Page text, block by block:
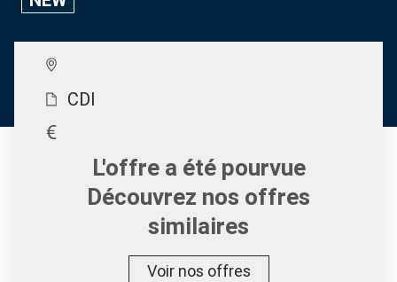
CDI
L'offre a été pourvue
Découvrez nos offres
similaires
Voir nos offres